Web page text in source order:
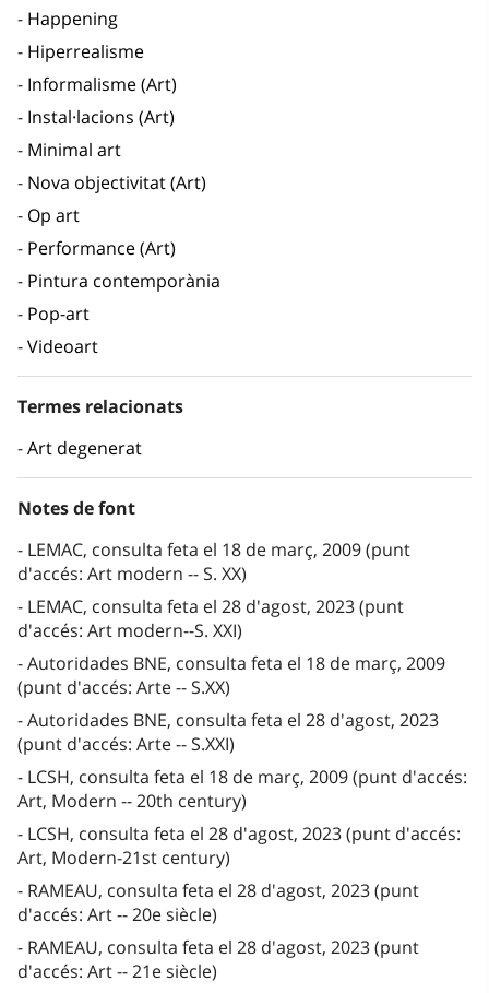
Happening
Hiperrealisme
Informalisme (Art)
Instal·lacions (Art)
Minimal art
Nova objectivitat (Art)
Op art
Performance (Art)
Pintura contemporània
Pop-art
Videoart
Termes relacionats
Art degenerat
Notes de font
LEMAC, consulta feta el 18 de març, 2009 (punt
d'accés: Art modern -- S. XX)
LEMAC, consulta feta el 28 d'agost, 2023 (punt
d'accés: Art modern--S. XXI)
Autoridades BNE, consulta feta el 18 de març, 2009
(punt d'accés: Arte -- S.XX)
Autoridades BNE, consulta feta el 28 d'agost, 2023
(punt d'accés: Arte -- S.XXI)
LCSH, consulta feta el 18 de març, 2009 (punt d'accés:
Art, Modern -- 20th century)
LCSH, consulta feta el 28 d'agost, 2023 (punt d'accés:
Art, Modern-21st century)
RAMEAU, consulta feta el 28 d'agost, 2023 (punt
d'accés: Art -- 20e siècle)
RAMEAU, consulta feta el 28 d'agost, 2023 (punt
d'accés: Art -- 21e siècle)